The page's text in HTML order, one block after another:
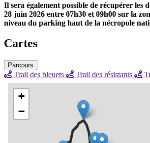
Il sera également possible de récupérer les
28 juin 2026 entre 07h30 et 09h00 sur la
niveau du parking haut de la nécropole
Cartes
Parcours
Trail des bleuets Trail des résistants